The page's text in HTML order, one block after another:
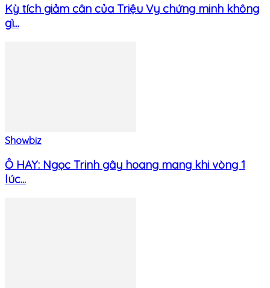
Kỳ tích giảm cân của Triệu Vy chứng minh không
gì...
Showbiz
Ô HAY: Ngọc Trinh gây hoang mang khi vòng 1
lúc...